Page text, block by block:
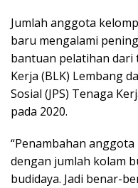
Jumlah anggota
baru mengalami
bantuan pelatihan dari
Kerja (BLK) Lembang
Sosial (JPS) Tenaga
pada 2020.
“Penambahan
dengan jumlah kolam
budidaya. Jadi benar-